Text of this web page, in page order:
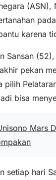
karena
Sansan
pekan
pilih
bisa
Mars
setiap hari